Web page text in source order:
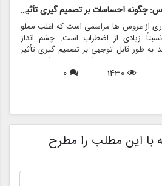
روانشناسی خرید لباس عروس: چگونه احساسات بر تصمیم گیری تأثیر می گذارد
از عروس ها مراسمی است که اغلب مملو
زیادی از اضطراب است. چشم انداز
به طور قابل توجهی بر تصمیم گیری تأثیر
شود که نه تنها سبک شخصی بلکه عوامل
می کند. در این مقاله، روانشناسی خرید
1430
0
با این مطلب را مطرح